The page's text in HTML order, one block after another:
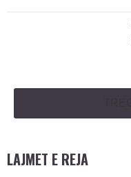
LAJMET E REJA